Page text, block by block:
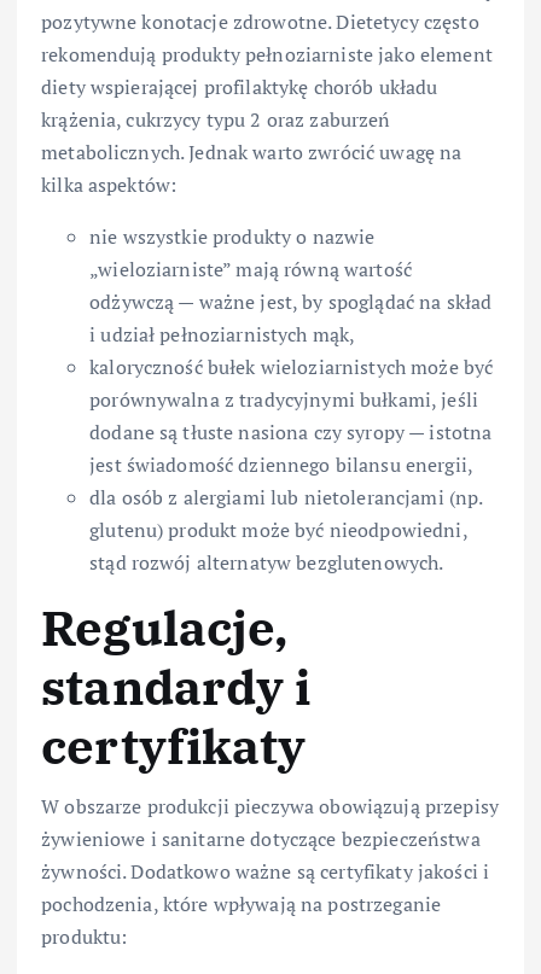
pozytywne konotacje zdrowotne. Dietetycy często
rekomendują produkty pełnoziarniste jako element
diety wspierającej profilaktykę chorób układu
krążenia, cukrzycy typu 2 oraz zaburzeń
metabolicznych. Jednak warto zwrócić uwagę na
kilka aspektów:
nie wszystkie produkty o nazwie
„wieloziarniste” mają równą wartość
odżywczą — ważne jest, by spoglądać na skład
i udział pełnoziarnistych mąk,
kaloryczność bułek wieloziarnistych może być
porównywalna z tradycyjnymi bułkami, jeśli
dodane są tłuste nasiona czy syropy — istotna
jest świadomość dziennego bilansu energii,
dla osób z alergiami lub nietolerancjami (np.
glutenu) produkt może być nieodpowiedni,
stąd rozwój alternatyw bezglutenowych.
Regulacje,
standardy i
certyfikaty
W obszarze produkcji pieczywa obowiązują przepisy
żywieniowe i sanitarne dotyczące bezpieczeństwa
żywności. Dodatkowo ważne są certyfikaty jakości i
pochodzenia, które wpływają na postrzeganie
produktu: